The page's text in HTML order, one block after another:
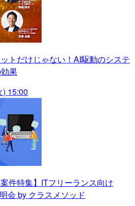
トだけじゃない！AI駆動のシステ
果
15:00
件特集】ITフリーランス向け
会 by クラスメソッド